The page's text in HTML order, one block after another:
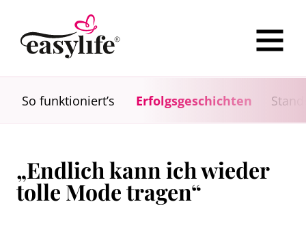
So funktioniert’s Erfolgsgeschichten
„Endlich kann ich wieder
tolle Mode tragen“